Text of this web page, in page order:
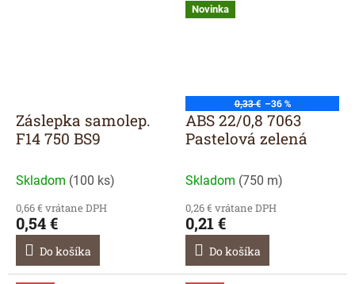
Záslepka samolep.
F14 750 BS9
Skladom (100 ks)
0,66 € vrátane DPH
0,54 €
Do košíka
Novinka
0,33 € –36 %
ABS 22/0,8 7063
Pastelová zelená
Skladom (750 m)
0,26 € vrátane DPH
0,21 €
Do košíka